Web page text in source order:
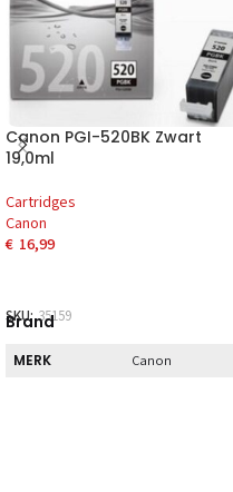
Canon PGI-520BK Zwart
19,0ml
Cartridges
Canon
€ 16,99
SKU:35159
Brand
MERK Canon